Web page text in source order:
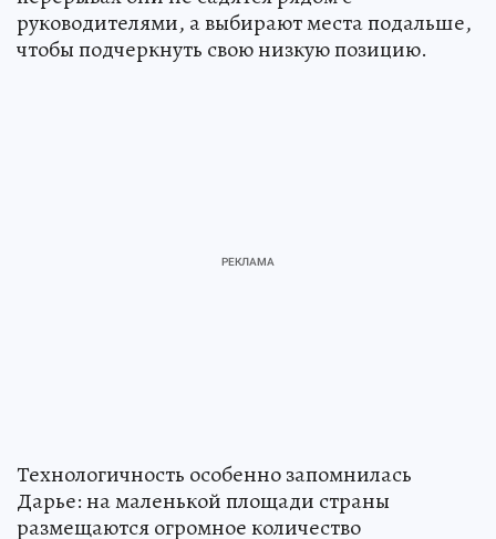
руководителями, а выбирают места подальше,
чтобы подчеркнуть свою низкую позицию.
Технологичность особенно запомнилась
Дарье: на маленькой площади страны
размещаются огромное количество